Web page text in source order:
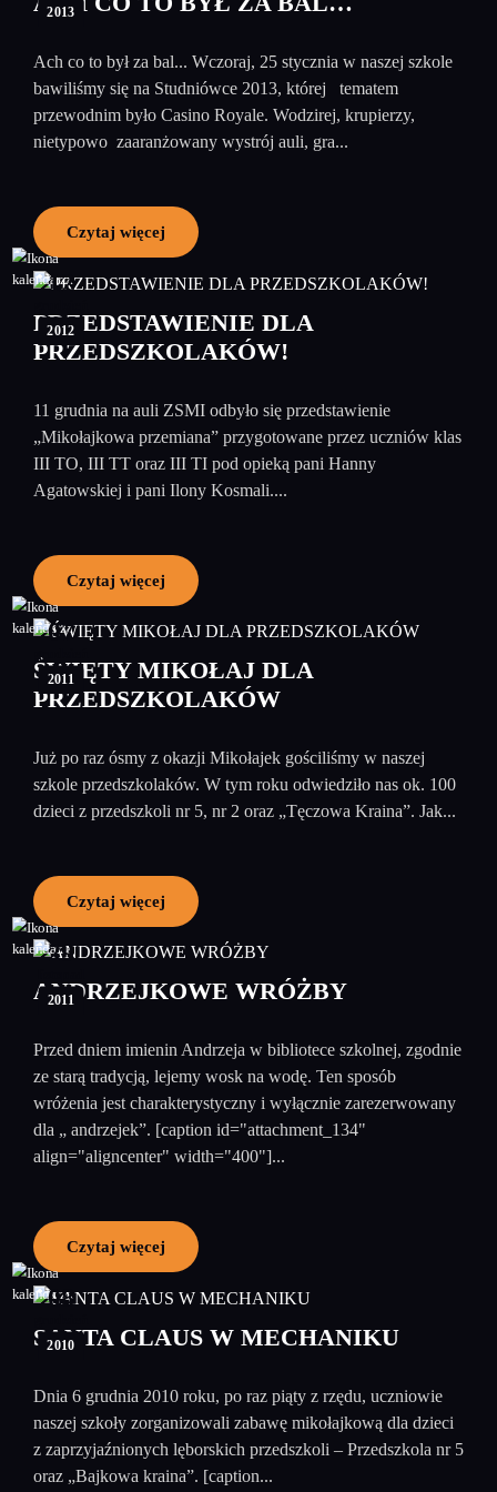
2013
Ach co to był za bal... Wczoraj, 25 stycznia w naszej szkole
bawiliśmy się na Studniówce 2013, której tematem
przewodnim było Casino Royale. Wodzirej, krupierzy,
nietypowo zaaranżowany wystrój auli, gra...
Czytaj więcej
12
2012
PRZEDSTAWIENIE DLA
PRZEDSZKOLAKÓW!
11 grudnia na auli ZSMI odbyło się przedstawienie
„Mikołajkowa przemiana” przygotowane przez uczniów klas
III TO, III TT oraz III TI pod opieką pani Hanny
Agatowskiej i pani Ilony Kosmali....
Czytaj więcej
07
2011
ŚWIĘTY MIKOŁAJ DLA
PRZEDSZKOLAKÓW
Już po raz ósmy z okazji Mikołajek gościliśmy w naszej
szkole przedszkolaków. W tym roku odwiedziło nas ok. 100
dzieci z przedszkoli nr 5, nr 2 oraz „Tęczowa Kraina”. Jak...
Czytaj więcej
29
2011
ANDRZEJKOWE WRÓŻBY
Przed dniem imienin Andrzeja w bibliotece szkolnej, zgodnie
ze starą tradycją, lejemy wosk na wodę. Ten sposób
wróżenia jest charakterystyczny i wyłącznie zarezerwowany
dla „ andrzejek”. [caption id="attachment_134"
align="aligncenter" width="400"]...
Czytaj więcej
08
2010
SANTA CLAUS W MECHANIKU
Dnia 6 grudnia 2010 roku, po raz piąty z rzędu, uczniowie
naszej szkoły zorganizowali zabawę mikołajkową dla dzieci
z zaprzyjaźnionych lęborskich przedszkoli – Przedszkola nr 5
oraz „Bajkowa kraina”. [caption...